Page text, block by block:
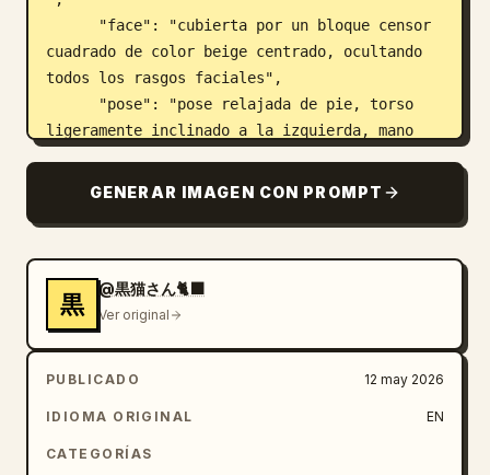
cuadrado de color beige centrado, ocultando
todos los rasgos faciales",
ligeramente inclinado a la izquierda, mano
pizarra, mano derecha baja sosteniendo un
      "outfit pieces": ["camiseta blanca
holgada de manga corta", "jeans azul claro de
tiro alto"]
    "location": "aula iluminada por el sol",
    "background": "gran pizarra verde oscuro
GENERAR IMAGEN CON PROMPT
黒
@黒猫さん🐈‍⬛
Ver original
PUBLICADO 12 may 2026
IDIOMA ORIGINAL EN
CATEGORÍAS